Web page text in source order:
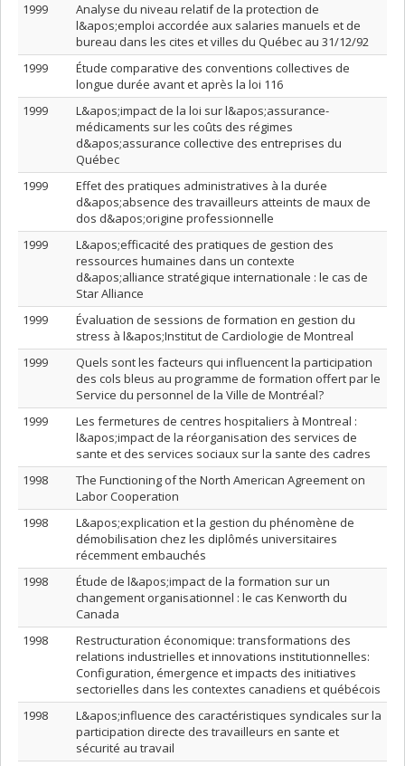
1999
Analyse du niveau relatif de la protection de
l&apos;emploi accordée aux salaries manuels et de
bureau dans les cites et villes du Québec au 31/12/92
1999
Étude comparative des conventions collectives de
longue durée avant et après la loi 116
1999
L&apos;impact de la loi sur l&apos;assurance-
médicaments sur les coûts des régimes
d&apos;assurance collective des entreprises du
Québec
1999
Effet des pratiques administratives à la durée
d&apos;absence des travailleurs atteints de maux de
dos d&apos;origine professionnelle
1999
L&apos;efficacité des pratiques de gestion des
ressources humaines dans un contexte
d&apos;alliance stratégique internationale : le cas de
Star Alliance
1999
Évaluation de sessions de formation en gestion du
stress à l&apos;Institut de Cardiologie de Montreal
1999
Quels sont les facteurs qui influencent la participation
des cols bleus au programme de formation offert par le
Service du personnel de la Ville de Montréal?
1999
Les fermetures de centres hospitaliers à Montreal :
l&apos;impact de la réorganisation des services de
sante et des services sociaux sur la sante des cadres
1998
The Functioning of the North American Agreement on
Labor Cooperation
1998
L&apos;explication et la gestion du phénomène de
démobilisation chez les diplômés universitaires
récemment embauchés
1998
Étude de l&apos;impact de la formation sur un
changement organisationnel : le cas Kenworth du
Canada
1998
Restructuration économique: transformations des
relations industrielles et innovations institutionnelles:
Configuration, émergence et impacts des initiatives
sectorielles dans les contextes canadiens et québécois
1998
L&apos;influence des caractéristiques syndicales sur la
participation directe des travailleurs en sante et
sécurité au travail